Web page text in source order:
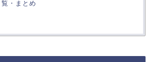
覧・まとめ